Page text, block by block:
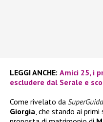
LEGGI ANCHE: Amici 25, i
escludere dal Serale e
Come rivelato da
Giorgia , che stando ai